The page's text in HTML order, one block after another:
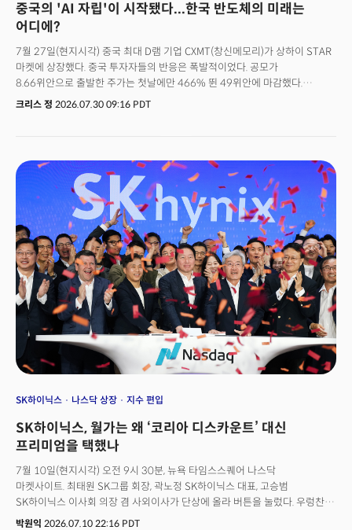
는 외국산(사실상 중국산) 휴머노이드·4족보행 로봇의 신규 모델 승인을
제한하는 조치를 발표했다. 기존에 이미 승인된 제품이나 연방정부 조달은 이
증시가 흔들리고 행정부가 잇달아 대응 조치를 꺼낸 이 연쇄 반응을 ‘차이나
텐트럼(China Tantrum)’이라 부를 만하다.
중국의 'AI 자립'이 시작됐다...한국 반도체의 미래는
어디에?
7월 27일(현지시각) 중국 최대 D램 기업 CXMT(창신메모리)가 상하이 STAR
마켓에 상장했다. 중국 투자자들의 반응은 폭발적이었다. 공모가
8.66위안으로 출발한 주가는 첫날에만 466% 뛴 49위안에 마감했다.
시가총액 기준으로는 약 3조 3000억 위안(약 4890억 달러)로 중국 본토
이머전 DUV 반도체 노광장비 양산에 돌입해 올해 5대, 내년 20대를 SMIC,
CXMT, 화홍에 공급한다고 보도했다. 메모리 반도체에 이어 네덜란드의
ASML(ASML)이 장악한 반도체 노광장비까지 양산을 시작하면서 중국의 AI
기술 생태계에 대한 자립이 시작됐다는 분석이다. 실제 시장의 반응은
즉각적이었고 동조화됐다. 현재 반도체 장비 시장을 장악한 ASML을 비롯해
어플라이드머티리얼즈(AMAT), 램리서치(LRCX), KLA(KLA)가 장중 일제히
7% 안팎으로 급락했고 ASML 한 종목에서만 하루에 약 440억 달러가
증발했다. 충격은 다음 날 한국에서 완성됐다. 28일(현지시각) KOSPI는
10.84% 급락한 6023.66에 마감했다. 이는 3월 4일 이후 최대 낙폭이자 역대
네 번째 규모다. 삼성전자가 13.39%, SK하이닉스가 14.65% 떨어졌다.
SK하이닉스는 다음 날 2분기 매출이 전년 대비 257%, 영업이익 557%가
증가한 사상 최대 실적을 냈으나 시장의 기대에 미달하며 장중 11%가 넘게
폭락했다. 코스피는 이틀 연속 서킷브레이커가 발동됐다. 한국 증시 사상
처음이었다.
크리스 정 2026.07.30 09:16 PDT
SK하이닉스 나스닥 상장 지수 편입
SK하이닉스, 월가는 왜 ‘코리아 디스카운트’ 대신
프리미엄을 택했나
7월 10일(현지시각) 오전 9시 30분, 뉴욕 타임스스퀘어 나스닥
마켓사이트. 최태원 SK그룹 회장, 곽노정 SK하이닉스 대표, 고승범
SK하이닉스 이사회 의장 겸 사외이사가 단상에 올라 버튼을 눌렀다. 우렁찬
종소리와 함께 현장에 모인 관계자들의 함성과 박수가 울려 퍼졌고, 꽃가루가
박원익 2026.07.10 22:16 PDT